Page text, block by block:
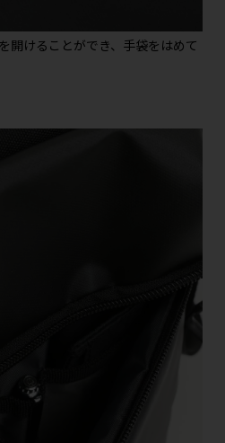
開けることができ、手袋をはめて